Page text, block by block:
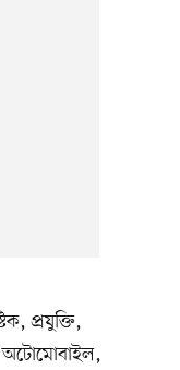
প্রযুক্তি,
অটোমোবাইল,